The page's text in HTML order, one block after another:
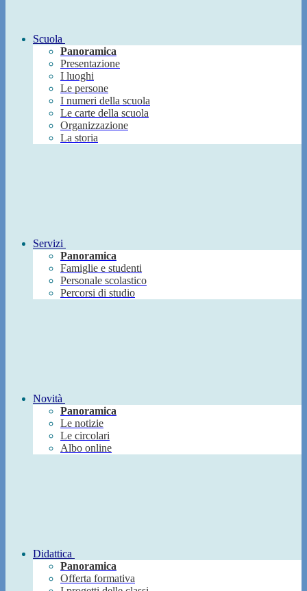
Scuola
Panoramica
Presentazione
I luoghi
Le persone
I numeri della scuola
Le carte della scuola
Organizzazione
La storia
Servizi
Panoramica
Famiglie e studenti
Personale scolastico
Percorsi di studio
Novità
Panoramica
Le notizie
Le circolari
Albo online
Didattica
Panoramica
Offerta formativa